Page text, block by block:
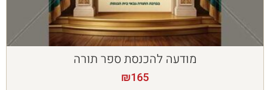
מודעה להכנסת ספר תורה
₪165